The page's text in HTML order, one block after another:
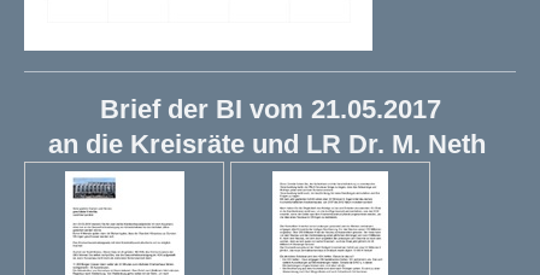
Brief der BI vom 21.05.2017
an die Kreisräte und LR Dr. M. Neth